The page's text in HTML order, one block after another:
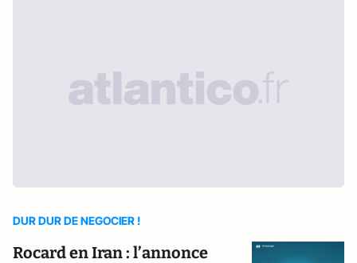
DUR DUR DE NEGOCIER !
Rocard en Iran : l’annonce